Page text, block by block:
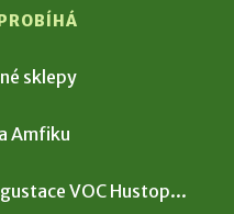
sklepy
Amfiku
VOC Hustop...